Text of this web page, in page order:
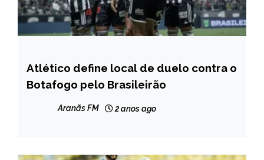
ESPORTES
NOTÍCIAS
Atlético define local de duelo contra o
Botafogo pelo Brasileirão
Aranãs FM 2 anos ago